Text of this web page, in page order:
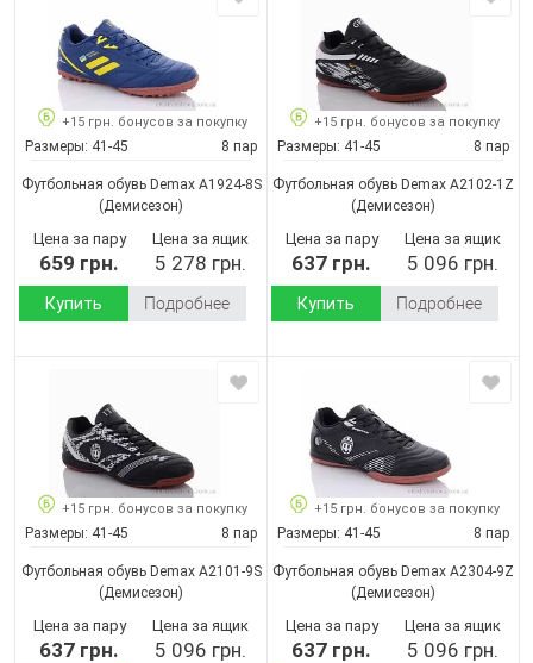
+15 грн. бонусов за покупку
Размеры: 41-45 8 пар
Футбольная обувь Demax A1924-8S
(Демисезон)
Цена за пару
659 грн.
Цена за ящик
5 278 грн.
Купить Подробнее
+15 грн. бонусов за покупку
Размеры: 41-45 8 пар
Футбольная обувь Demax A2102-1Z
(Демисезон)
Цена за пару
637 грн.
Цена за ящик
5 096 грн.
Купить Подробнее
+15 грн. бонусов за покупку
Размеры: 41-45 8 пар
Футбольная обувь Demax A2101-9S
(Демисезон)
Цена за пару
637 грн.
Цена за ящик
5 096 грн.
+15 грн. бонусов за покупку
Размеры: 41-45 8 пар
Футбольная обувь Demax A2304-9Z
(Демисезон)
Цена за пару
637 грн.
Цена за ящик
5 096 грн.